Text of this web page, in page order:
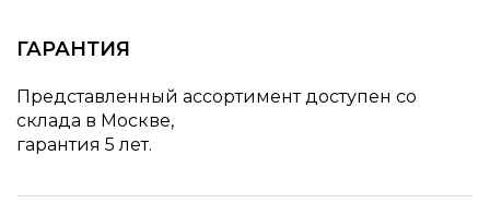
ГАРАНТИЯ
Представленный ассортимент доступен со
склада в Москве,
гарантия 5 лет.